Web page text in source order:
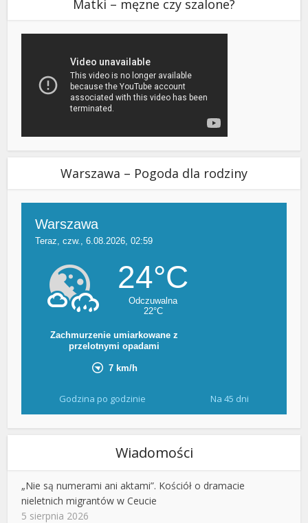
Matki – męzne czy szalone?
Warszawa – Pogoda dla rodziny
Godzina po godzinie Na 45 dni
Wiadomości
„Nie są numerami ani aktami”. Kościół o dramacie
nieletnich migrantów w Ceucie
5 sierpnia 2026